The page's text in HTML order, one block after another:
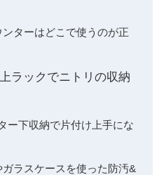
ターはどこで使うのが正
ラックでニトリの収納
ー下収納で片付け上手にな
ラスケースを使った防汚&